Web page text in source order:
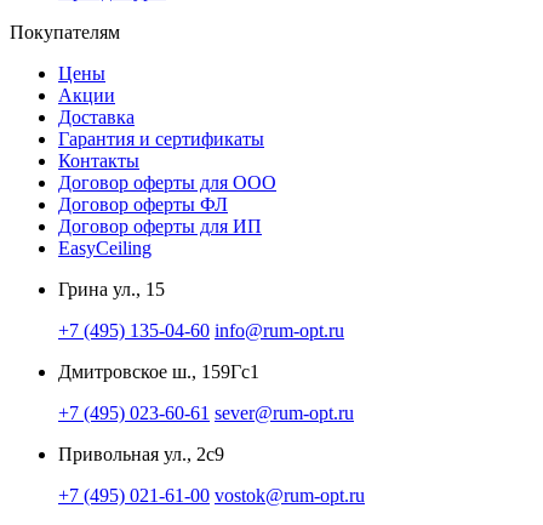
Покупателям
Цены
Акции
Доставка
Гарантия и сертификаты
Контакты
Договор оферты для ООО
Договор оферты ФЛ
Договор оферты для ИП
EasyCeiling
Грина ул., 15
+7 (495) 135-04-60 info@rum-opt.ru
Дмитровское ш., 159Гс1
+7 (495) 023-60-61 sever@rum-opt.ru
Привольная ул., 2с9
+7 (495) 021-61-00 vostok@rum-opt.ru